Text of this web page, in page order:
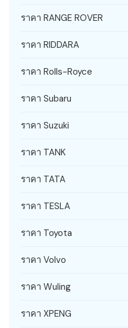
ราคา RANGE ROVER
ราคา RIDDARA
ราคา Rolls-Royce
ราคา Subaru
ราคา Suzuki
ราคา TANK
ราคา TATA
ราคา TESLA
ราคา Toyota
ราคา Volvo
ราคา Wuling
ราคา XPENG